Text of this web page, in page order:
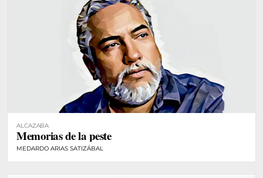
ALCAZABA
Memorias de la peste
MEDARDO ARIAS SATIZÁBAL